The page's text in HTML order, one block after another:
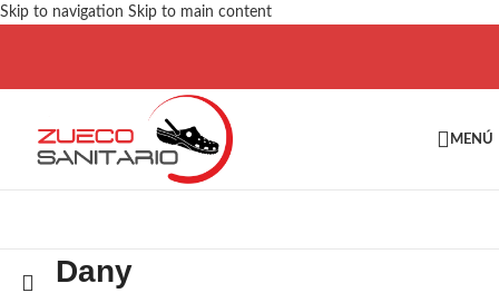
Skip to navigation Skip to main content
MENÚ
Dany